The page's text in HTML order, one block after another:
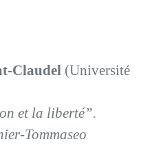
Claudel (Université
et la liberté”.
Tommaseo